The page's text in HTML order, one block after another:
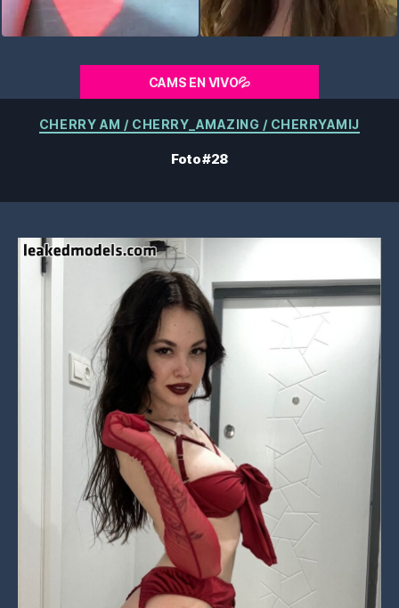
CAMS EN VIVO💦
Categorías
CHERRY AM / CHERRY_AMAZING / CHERRYAMIJ
Foto #28